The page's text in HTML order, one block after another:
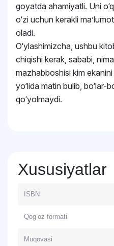
goyatda ahamiyatli. Uni
o‘zi uchun kerakli
oladi.
O‘ylashimizcha, ushbu
chiqishi kerak, sababi,
mazhabboshisi kim
yo‘lida matin bulib, bo‘lar-
qo‘yolmaydi.
Xususiyatlar
ISBN
Qog‘oz formati
Muqovasi